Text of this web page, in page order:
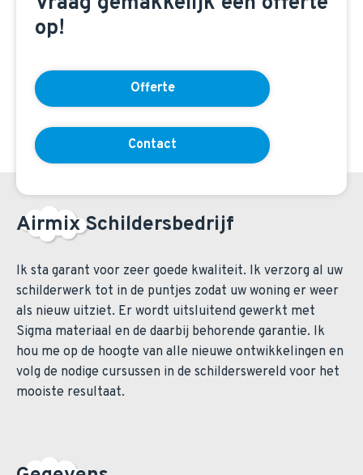
op!
Offerte
Contact
Airmix Schildersbedrijf
Ik sta garant voor zeer goede kwaliteit. Ik verzorg al uw
schilderwerk tot in de puntjes zodat uw woning er weer
als nieuw uitziet. Er wordt uitsluitend gewerkt met
Sigma materiaal en de daarbij behorende garantie. Ik
hou me op de hoogte van alle nieuwe ontwikkelingen en
volg de nodige cursussen in de schilderswereld voor het
mooiste resultaat.